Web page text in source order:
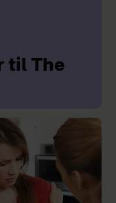
til The